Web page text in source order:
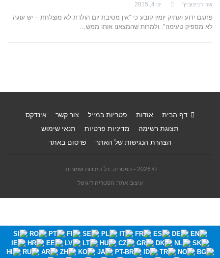
שני רבינוביץ' ינו 4, 2015
פתגם ידוע ועתיק יומין קובע כי "אין מסיבת יום הולדת לא מוצלחת – יש עוגה
לא מספיק טעימה". ולמרות שהמצאנו אותו ממש…
דף הבית אודות פטריות במייל צור קשר
אינדקס
תצוגת רשימה
מדיניות פרטיות
תנאי שימוש
הצהרת הנגישות של האתר
פרסום באתר
© 2026 - הפטריה. כל הזכויות שמורות.
עיצוב אתר: הפטריה דיגיטל